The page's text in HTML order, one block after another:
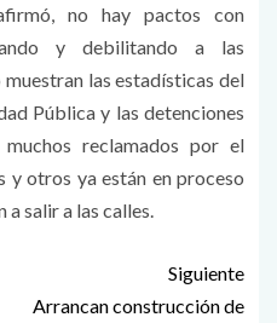
no hay pactos con
y debilitando a las
las estadísticas del
Pública y las detenciones
reclamados por el
y otros ya están en proceso
a salir a las calles.
Siguiente
Arrancan construcción de